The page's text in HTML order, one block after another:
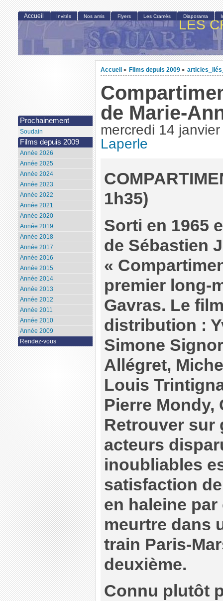
LES
Accueil > Films depuis 2009 >
de Marie-
mercredi 14
Laperle
1h35)
Sorti en 1965
de Sébastien
«
premier long-
Gavras. Le
distribution :
Simone
Allégret,
Louis
Pierre Mondy,
Retrouver sur
acteurs
inoubliables
satisfaction
en haleine
meurtre dans
train Paris-
deuxième.
Connu plutôt
Accueil Invités Nos amis Flyers Les Cramés Diaporama
Prochainement
Soudain
Films depuis 2009
Année 2026
Année 2025
Année 2024
Année 2023
Année 2022
Année 2021
Année 2020
Année 2019
Année 2018
Année 2017
Année 2016
Année 2015
Année 2014
Année 2013
Année 2012
Année 2011
Année 2010
Année 2009
Rendez-vous